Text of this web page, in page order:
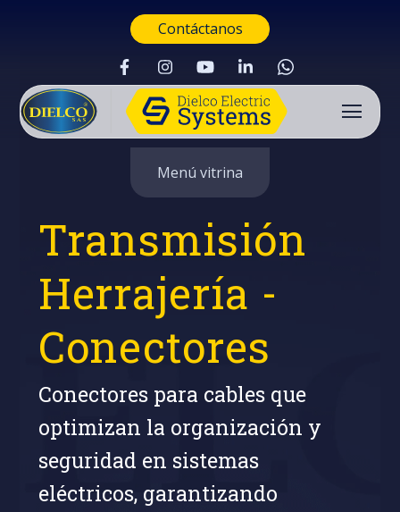
Contáctanos
Menú vitrina
Transmisión
Herrajería -
Conectores
Conectores para cables que
optimizan la organización y
seguridad en sistemas
eléctricos, garantizando